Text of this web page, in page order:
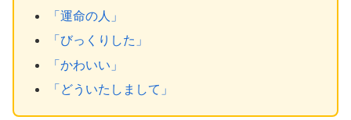
「運命の人」
「びっくりした」
「かわいい」
「どういたしまして」